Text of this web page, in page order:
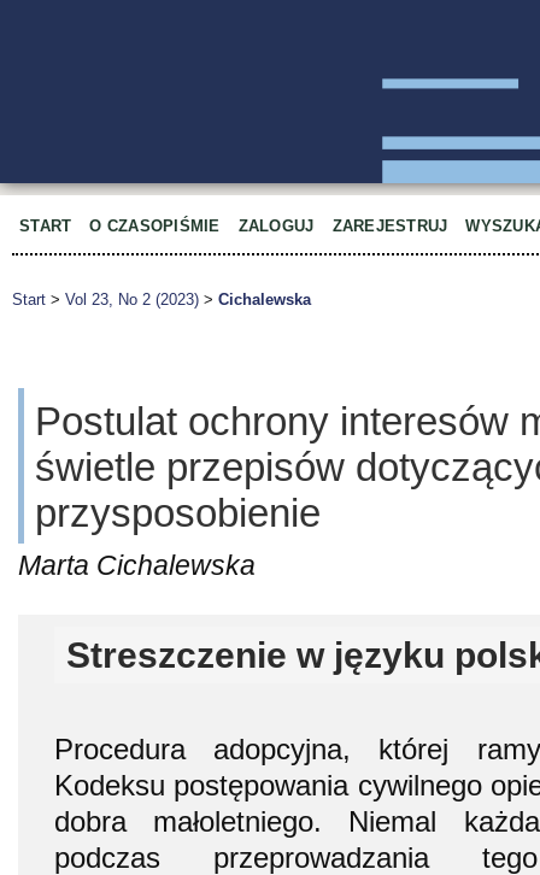
START O CZASOPIŚMIE ZALOGUJ ZAREJESTRUJ
Start > Vol 23, No 2 (2023) > Cichalewska
Postulat ochrony interesów
świetle przepisów
przysposobienie
Marta Cichalewska
Streszczenie w języku
Procedura adopcyjna, której
Kodeksu postępowania cywilnego
dobra małoletniego. Niemal
podczas przeprowadzania